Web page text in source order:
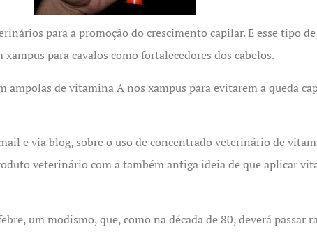
para a promoção do crescimento capilar. E esse tipo
para cavalos como fortalecedores dos cabelos.
ampolas de vitamina A nos xampus para evitarem a queda
e via blog, sobre o uso de concentrado veterinário de
veterinário com a também antiga ideia de que aplicar
um modismo, que, como na década de 80, deverá passar